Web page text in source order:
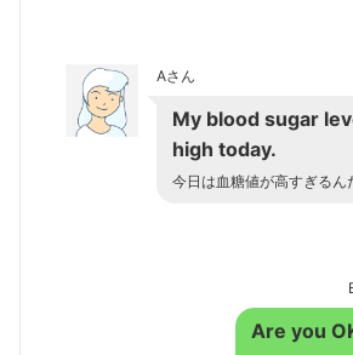
Aさん
My blood sugar
high today.
今日は血糖値が高すぎるん
Are you